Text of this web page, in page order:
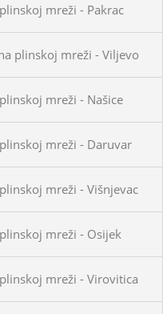
mreži - Pakrac
plinskoj mreži - Viljevo
mreži - Našice
mreži - Daruvar
mreži - Višnjevac
mreži - Osijek
mreži - Virovitica